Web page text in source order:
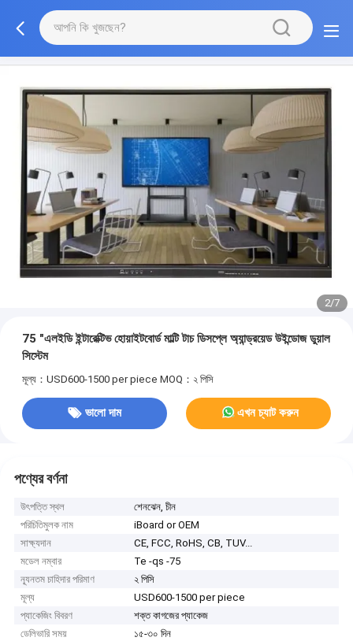
2/7
75 "এলইডি ইন্টারেক্টিভ হোয়াইটবোর্ড মাল্টি টাচ ডিসপ্লে অ্যান্ড্রয়েড উইন্ডোজ ডুয়াল
সিস্টেম
মূল্য：USD600-1500 per piece MOQ：২ পিসি
ভালো দাম এখন চ্যাট করুন
পণ্যের বর্ণনা
উৎপত্তি স্থল
শেনঝেন, চীন
পরিচিতিমুলক নাম
iBoard or OEM
সাক্ষ্যদান
CE, FCC, RoHS, CB, TUV...
মডেল নম্বার
Te -qs -75
ন্যূনতম চাহিদার পরিমাণ
২ পিসি
মূল্য
USD600-1500 per piece
প্যাকেজিং বিবরণ
শক্ত কাগজের প্যাকেজ
ডেলিভারি সময়
১৫-৩০ দিন